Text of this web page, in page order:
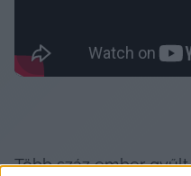
Több száz ember